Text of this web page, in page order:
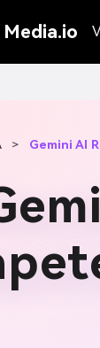
Media.io
> Gemini AI